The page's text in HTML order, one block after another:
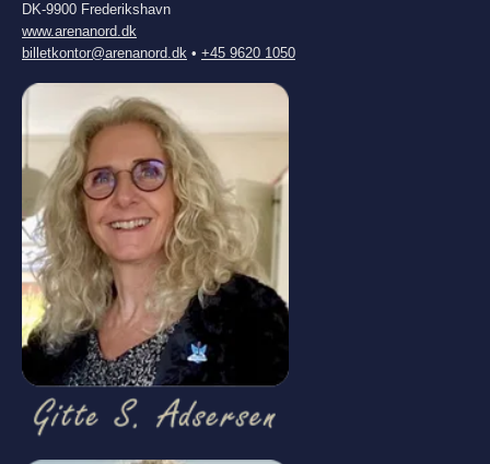
DK-9900 Frederikshavn
www.arenanord.dk
billetkontor@arenanord.dk • +45 9620 1050